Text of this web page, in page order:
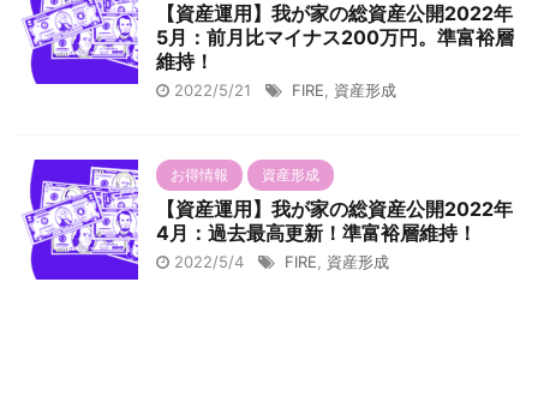
【資産運用】我が家の総資産公開2022年
5月：前月比マイナス200万円。準富裕層
維持！
2022/5/21 FIRE 資産形成
お得情報 資産形成
【資産運用】我が家の総資産公開2022年
4月：過去最高更新！準富裕層維持！
2022/5/4 FIRE 資産形成